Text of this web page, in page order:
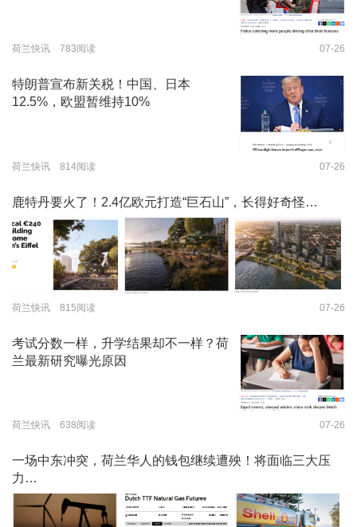
荷兰快讯 783阅读 07-26
特朗普宣布新关税！中国、日本
12.5%，欧盟暂维持10%
荷兰快讯 814阅读 07-26
鹿特丹要火了！2.4亿欧元打造“巨石山”，长得好奇怪…
荷兰快讯 815阅读 07-26
考试分数一样，升学结果却不一样？荷
兰最新研究曝光原因
荷兰快讯 638阅读 07-26
一场中东冲突，荷兰华人的钱包继续遭殃！将面临三大压
力…